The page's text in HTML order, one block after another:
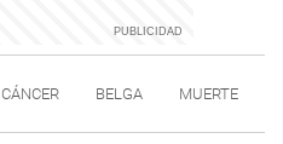
CÁNCER BELGA MUERTE